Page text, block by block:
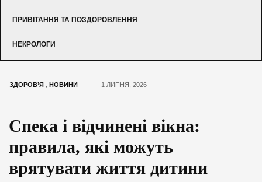
ПРИВІТАННЯ ТА ПОЗДОРОВЛЕННЯ
НЕКРОЛОГИ
ЗДОРОВ’Я НОВИНИ 1 ЛИПНЯ, 2026
Спека і відчинені вікна:
правила, які можуть
врятувати життя дитини